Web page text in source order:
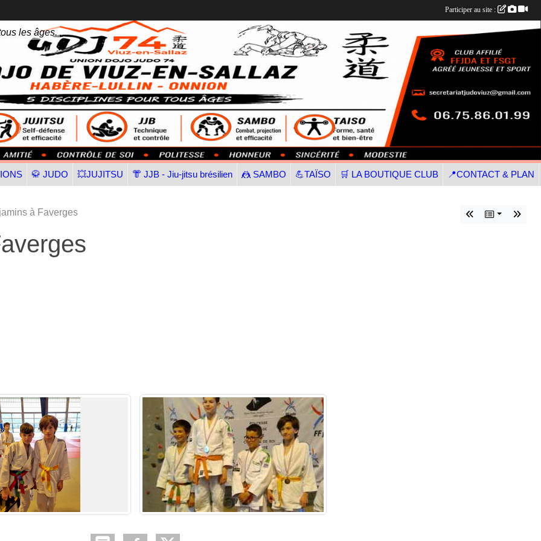
les âges.
🥋 JUDO 💥JUJITSU 👘 JJB - Jiu-jitsu brésilien 🤼 SAMBO 💪TAÏSO 🛒 LA BOUTIQUE CLUB 📍CONTACT & PLAN
à Faverges
Participer au site :